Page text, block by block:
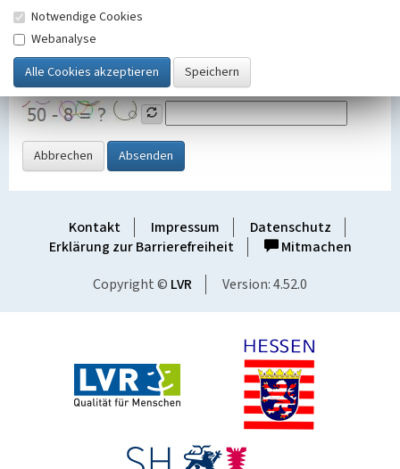
SicherheitsabfrageTragen Sie unten das Rechenergebnis aus der
Grafik ein
Abbrechen Absenden
Kontakt Impressum
Datenschutz
Erklärung zur Barrierefreiheit
Mitmachen
Copyright © LVR Version: 4.52.0
Notwendige Cookies
Webanalyse